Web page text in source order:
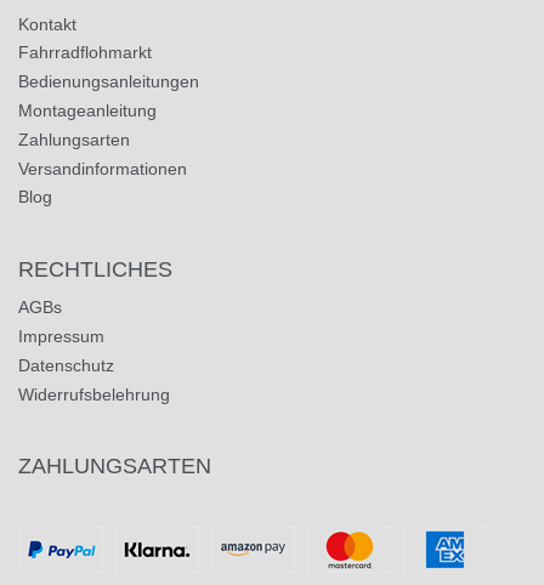
Kontakt
Fahrradflohmarkt
Bedienungsanleitungen
Montageanleitung
Zahlungsarten
Versandinformationen
Blog
RECHTLICHES
AGBs
Impressum
Datenschutz
Widerrufsbelehrung
ZAHLUNGSARTEN